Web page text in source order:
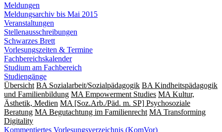
Meldungen
Meldungsarchiv bis Mai 2015
Veranstaltungen
Stellenausschreibungen
Schwarzes Brett
Vorlesungszeiten & Termine
Fachbereichskalender
Studium am Fachbereich
Studiengänge
Übersicht BA Sozialarbeit/Sozialpädagogik BA Kindheitspädagogik
und Familienbildung MA Empowerment Studies MA Kultur,
Ästhetik, Medien MA [Soz.Arb./Päd. m. SP] Psychosoziale
Beratung MA Begut­ach­tung im Fami­lien­recht MA Transforming
Digitality
Kommentiertes Vorlesungsverzeichnis (KomVor)